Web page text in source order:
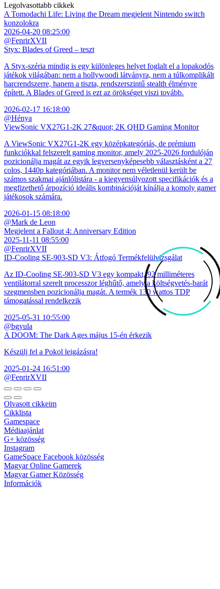
Legolvasottabb cikkek
A Tomodachi Life: Living the Dream megjelent Nintendo switch
konzolokra
2026-04-20 08:25:00
@FenrirXVII
Styx: Blades of Greed – teszt
A Styx-széria mindig is egy különleges helyet foglalt el a lopakodós
játékok világában: nem a hollywoodi látványra, nem a túlkomplikált
harcrendszerre, hanem a tiszta, rendszerszintű stealth élményre
épített. A Blades of Greed is ezt az örökséget viszi tovább.
2026-02-17 16:18:00
@Hénya
ViewSonic VX27G1-2K 27&quot; 2K QHD Gaming Monitor
A ViewSonic VX27G1-2K egy középkategóriás, de prémium
funkciókkal felszerelt gaming monitor, amely 2025-2026 fordulóján
pozicionálja magát az egyik legversenyképesebb választásként a 27
colos, 1440p kategóriában. A monitor nem véletlenül került be
számos szakmai ajánlólistára - a kiegyensúlyozott specifikációk és a
megfizethető árpozíció ideális kombinációját kínálja a komoly gamer
játékosok számára.
2026-01-15 08:18:00
@Mark de Leon
Megjelent a Fallout 4: Anniversary Edition
2025-11-11 08:55:00
@FenrirXVII
ID-Cooling SE-903-SD V3: Átfogó Termékfelülvizsgálat
Az ID-Cooling SE-903-SD V3 egy kompakt, 92 milliméteres
ventilátorral szerelt processzor léghűtő, amely a költségvetés-barát
szegmensben pozicionálja magát. A termék 130 wattos TDP
támogatással rendelkezik
2025-05-31 10:55:00
@bgyula
A DOOM: The Dark Ages május 15-én érkezik
Készülj fel a Pokol leigázásra!
2025-01-24 16:51:00
@FenrirXVII
Olvasott cikkeim
Cikklista
Gamespace
Médiaajánlat
G+ közösség
Instagram
GameSpace Facebook közösség
Magyar Online Gamerek
Magyar Gamer Közösség
Információk